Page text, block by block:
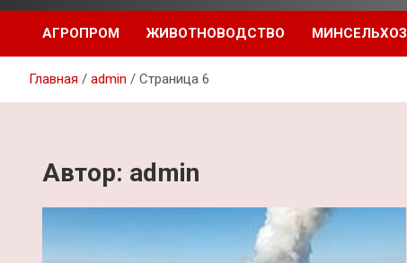
АГРОПРОМ ЖИВОТНОВОДСТВО МИНСЕЛЬХОЗ
Главная admin Страница 6
Автор: admin